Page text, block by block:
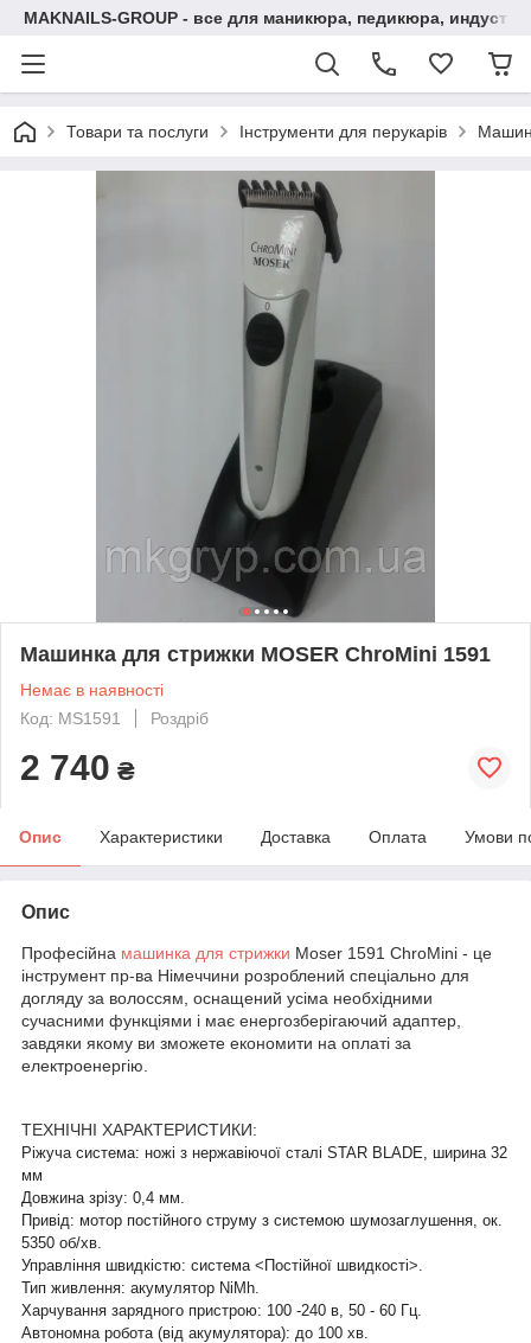
MAKNAILS-GROUP - все для маникюра, педикюра,
Товари та послуги Інструменти для перукарів
Машинка для стрижки MOSER ChroMini 1591
Немає в наявності
Код: MS1591
Роздріб
2 740 ₴
Опис Характеристики Доставка Оплата Умови
Опис
Професійна машинка для стрижки Moser 1591 ChroMini - це
інструмент пр-ва Німеччини розроблений спеціально для
догляду за волоссям, оснащений усіма необхідними
сучасними функціями і має енергозберігаючий адаптер,
завдяки якому ви зможете економити на оплаті за
електроенергію.
ТЕХНІЧНІ ХАРАКТЕРИСТИКИ:
Ріжуча система: ножі з нержавіючої сталі STAR BLADE, ширина 32
мм
Довжина зрізу: 0,4 мм.
Привід: мотор постійного струму з системою шумозаглушення, ок.
5350 об/хв.
Управління швидкістю: система <Постійної швидкості>.
Тип живлення: акумулятор NiMh.
Харчування зарядного пристрою: 100 -240 в, 50 - 60 Гц.
Автономна робота (від акумулятора): до 100 хв.